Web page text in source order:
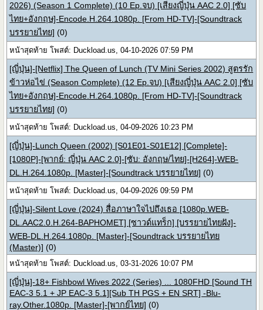
2026) (Season 1 Complete) (10 Ep.จบ) [เสียงญี่ปุ่น AAC 2.0] [ซับ
ไทย+อังกฤษ]-Encode.H.264.1080p. [From HD-TV]-[Soundtrack
บรรยายไทย] (0)
หน้าสุดท้าย โพสต์: Duckload.us, 04-10-2026 07:59 PM
[ญี่ปุ่น]-[Netflix] The Queen of Lunch (TV Mini Series 2002) สูตรรัก
ข้าวห่อไข่ (Season Complete) (12 Ep.จบ) [เสียงญี่ปุ่น AAC 2.0] [ซับ
ไทย+อังกฤษ]-Encode.H.264.1080p. [From HD-TV]-[Soundtrack
บรรยายไทย] (0)
หน้าสุดท้าย โพสต์: Duckload.us, 04-09-2026 10:23 PM
[ญี่ปุ่น]-Lunch Queen (2002) [S01E01-S01E12] [Complete]-
[1080P]-[พากย์: ญี่ปุ่น AAC 2.0]-[ซับ: อังกฤษ/ไทย]-[H264]-WEB-
DL.H.264.1080p. [Master]-[Soundtrack บรรยายไทย] (0)
หน้าสุดท้าย โพสต์: Duckload.us, 04-09-2026 09:59 PM
[ญี่ปุ่น]-Silent Love (2024) สื่อภาษาใจไปถึงเธอ [1080p.WEB-
DL.AAC2.0.H.264-BAPHOMET] [ซาวด์แทร็ก] [บรรยายไทยฝัง]-
WEB-DL.H.264.1080p. [Master]-[Soundtrack บรรยายไทย
(Master)] (0)
หน้าสุดท้าย โพสต์: Duckload.us, 03-31-2026 10:07 PM
[ญี่ปุ่น]-18+ Fishbowl Wives 2022 (Series) ... 1080FHD [Sound TH
EAC-3 5.1 + JP EAC-3 5.1][Sub TH PGS + EN SRT] -Blu-
ray.Other.1080p. [Master]-[พากย์ไทย] (0)